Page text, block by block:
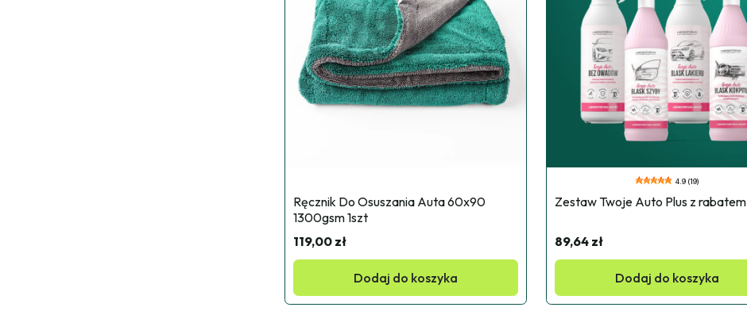
Ręcznik Do Osuszania Auta 60x90
1300gsm 1szt
119,00 zł
Dodaj do koszyka
4.9 (19)
Zestaw Twoje Auto Plus z rabatem
89,64 zł
Dodaj do koszyka